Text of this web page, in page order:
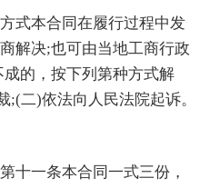
式本合同在履行过程中发
解决;也可由当地工商行政
的，按下列第种方式解
;(二)依法向人民法院起诉。
十一条本合同一式三份，